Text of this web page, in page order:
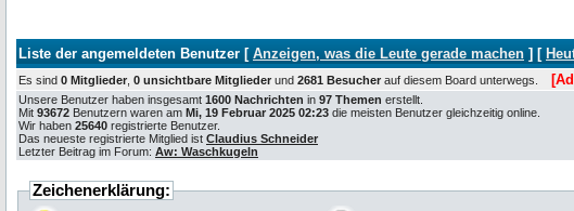
Liste der angemeldeten Benutzer [ Anzeigen, was die Leute gerade machen ] [
Es sind 0 Mitglieder 0 unsichtbare Mitglieder und 2681 Besucher auf diesem Board unterwegs.
Unsere Benutzer haben insgesamt 1600 Nachrichten in 97 Themen erstellt.
Mit 93672 Benutzern waren am Mi, 19 Februar 2025 02:23 die meisten Benutzer gleichzeitig online.
Wir haben 25640 registrierte Benutzer.
Das neueste registrierte Mitglied ist Claudius Schneider
Letzter Beitrag im Forum: Aw: Waschkugeln
Zeichenerklärung: